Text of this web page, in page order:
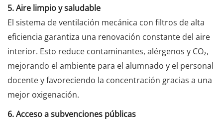
5. Aire limpio y saludable
El sistema de ventilación mecánica con filtros de alta
eficiencia garantiza una renovación constante del aire
interior. Esto reduce contaminantes, alérgenos y CO₂,
mejorando el ambiente para el alumnado y el personal
docente y favoreciendo la concentración gracias a una
mejor oxigenación.
6. Acceso a subvenciones públicas